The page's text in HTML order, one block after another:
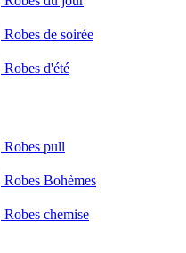
Robes de soirée
Robes d'été
Robes pull
Robes Bohèmes
Robes chemise